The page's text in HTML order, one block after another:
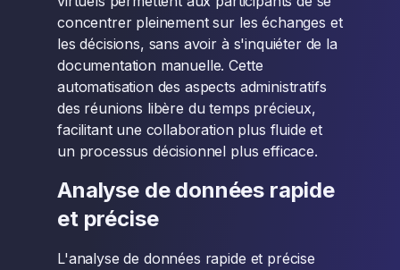
concentrer pleinement sur les échanges et
les décisions, sans avoir à s'inquiéter de la
documentation manuelle. Cette
automatisation des aspects administratifs
des réunions libère du temps précieux,
facilitant une collaboration plus fluide et
un processus décisionnel plus efficace.
Analyse de données rapide
et précise
L'analyse de données rapide et précise